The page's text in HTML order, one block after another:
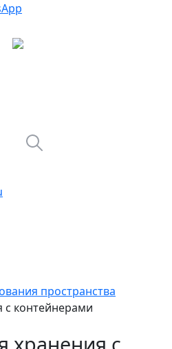
пространства
с контейнерами